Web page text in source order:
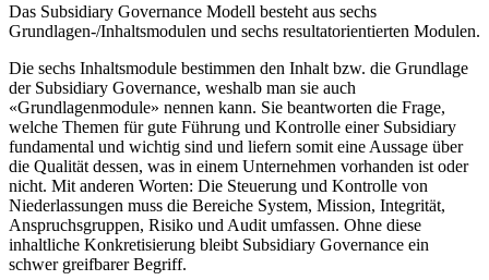
Das Subsidiary Governance Modell besteht aus sechs
Grundlagen-/Inhaltsmodulen und sechs resultatorientierten Modulen.
Die sechs Inhaltsmodule bestimmen den Inhalt bzw. die Grundlage
der Subsidiary Governance, weshalb man sie auch
«Grundlagenmodule» nennen kann. Sie beantworten die Frage,
welche Themen für gute Führung und Kontrolle einer Subsidiary
fundamental und wichtig sind und liefern somit eine Aussage über
die Qualität dessen, was in einem Unternehmen vorhanden ist oder
nicht. Mit anderen Worten: Die Steuerung und Kontrolle von
Niederlassungen muss die Bereiche System, Mission, Integrität,
Anspruchsgruppen, Risiko und Audit umfassen. Ohne diese
inhaltliche Konkretisierung bleibt Subsidiary Governance ein
schwer greifbarer Begriff.